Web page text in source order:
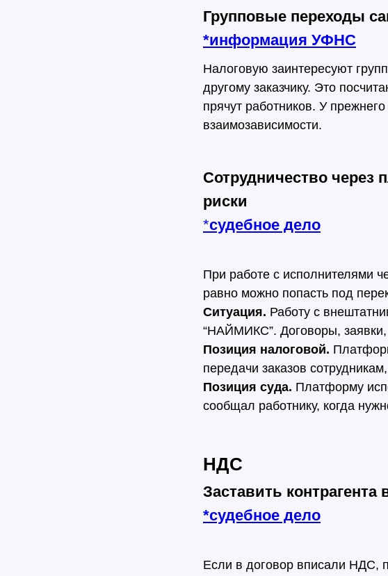
Групповые переходы
*информация УФНС
Налоговую заинтересуют
другому заказчику. Это
прячут работников. У прежнего
взаимозависимости.
Сотрудничество через
риски
*судебное дело
При работе с исполнителями
равно можно попасть под
Ситуация. Работу с
“НАЙМИКС”. Договоры,
Позиция налоговой.
передачи заказов
Позиция суда. Платформу
сообщал работнику, когда
НДС
Заставить
*судебное дело
Если в договор вписали НДС,